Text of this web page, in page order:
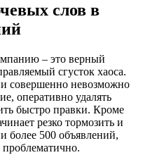
слов в
– это верный
сгусток хаоса.
совершенно невозможно
оперативно удалять
быстро правки. Кроме
резко тормозить и
более 500 объявлений,
проблематично.